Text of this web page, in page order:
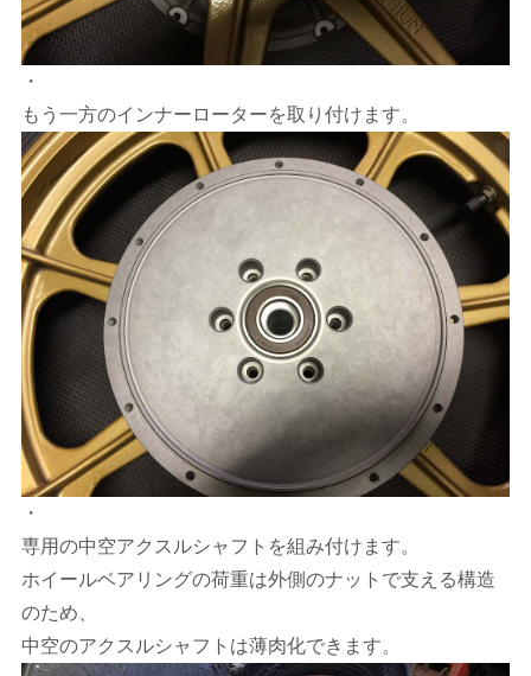
・
もう一方のインナーローターを取り付けます。
・
専用の中空アクスルシャフトを組み付けます。
ホイールベアリングの荷重は外側のナットで支える構造
のため、
中空のアクスルシャフトは薄肉化できます。